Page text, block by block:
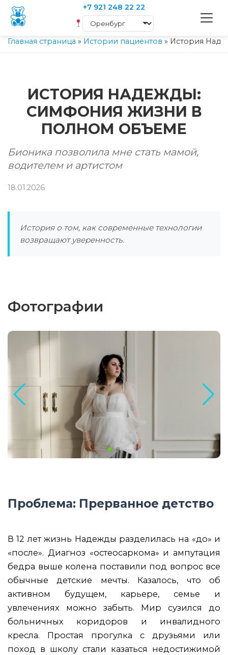
+7 921 248 22 22
Главная страница » Истории пациентов » История
ИСТОРИЯ НАДЕЖДЫ:
СИМФОНИЯ ЖИЗНИ В
ПОЛНОМ ОБЪЕМЕ
Бионика позволила мне стать мамой,
водителем и артистом
18.01.2026
История о том, как современные технологии
возвращают уверенность.
Фотографии
Проблема: Прерванное детство
В 12 лет жизнь Надежды разделилась на «до» и
«после». Диагноз «остеосаркома» и ампутация
бедра выше колена поставили под вопрос все
обычные детские мечты. Казалось, что об
активном будущем, карьере, семье и
увлечениях можно забыть. Мир сузился до
больничных коридоров и инвалидного
кресла. Простая прогулка с друзьями или
поход в школу стали казаться недостижимой